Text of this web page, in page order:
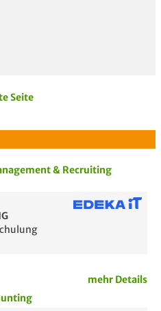
Seite
& Recruiting
mehr Details